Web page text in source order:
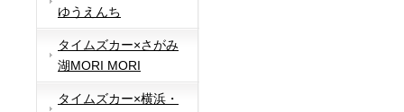
ゆうえんち
タイムズカー×さがみ
湖MORI MORI
タイムズカー×横浜・